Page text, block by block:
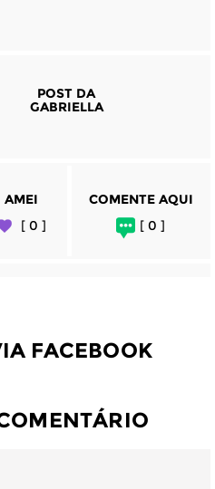
POST DA
GABRIELLA
AMEI
[ 0 ]
COMENTE AQUI
[ 0 ]
FACEBOOK